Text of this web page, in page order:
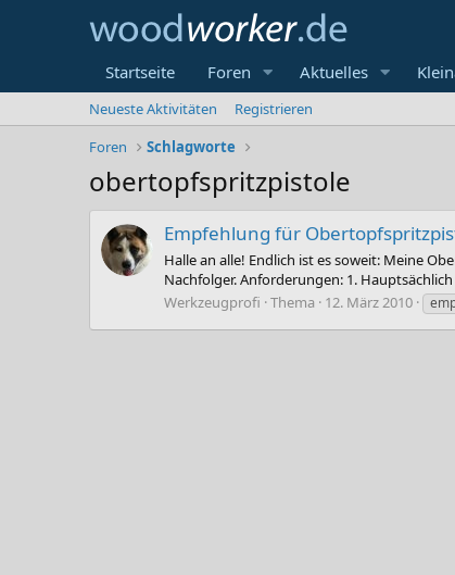
Startseite Foren Aktuelles
Neueste Aktivitäten
Registrieren
Foren
Schlagworte
obertopfspritzpistole
Empfehlung für
Halle an alle! Endlich ist es soweit: Meine
Nachfolger. Anforderungen: 1.
Werkzeugprofi Thema 12. März 2010